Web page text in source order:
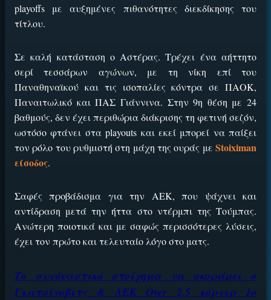
playoffs με αυξημένες πιθανότητες διεκδίκησης του
τίτλου.
Σε καλή κατάσταση ο Αστέρας. Τρέχει ένα αήττητο
σερί τεσσάρων αγώνων, με τη νίκη επί του
Παναθηναϊκού και τις ισοπαλίες κόντρα σε ΠΑΟΚ,
Παναιτωλικό και ΠΑΣ Γιάννινα. Στην 9η θέση με 24
βαθμούς, δεν έχει περιθώρια διάκρισης τη φετινή σεζόν,
ωστόσο φτάνει στα playouts και εκεί μπορεί να παίξει
τον ρόλο του ρυθμιστή στη μάχη της ουράς με Stoiximan
είσοδος.
Σαφές προβάδισμα για την ΑΕΚ, που ψάχνει και
αντίδραση μετά την ήττα στο ντέρμπι της Τούμπας.
Ανώτερη ποιοτικά και με σαφώς περισσότερες λύσεις,
έχει τον πρώτο και τελευταίο λόγο στο ματς.
Το συνδυαστικό στοίχημα να σκοράρει ο
Γκατσίνοβιτς & ΑΕΚ Over 2,5 κόρνερ 1ο